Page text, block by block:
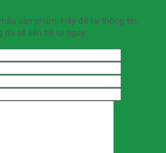
sản phẩm. Hãy để lại thông tin,
tôi sẽ liên hệ lại ngay.